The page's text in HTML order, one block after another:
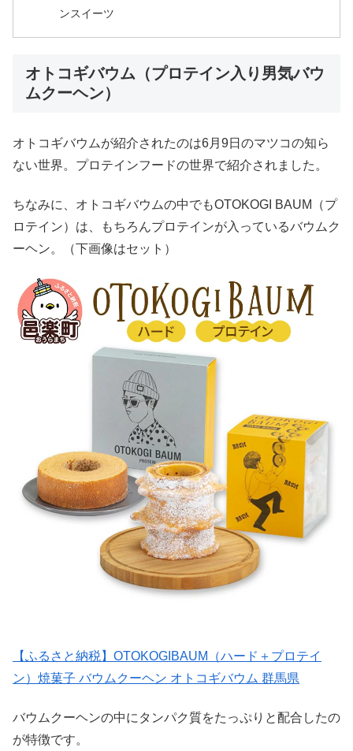
ンスイーツ
オトコギバウム（プロテイン入り男気バウ
ムクーヘン）
オトコギバウムが紹介されたのは6月9日のマツコの知ら
ない世界。プロテインフードの世界で紹介されました。
ちなみに、オトコギバウムの中でもOTOKOGI BAUM（プ
ロテイン）は、もちろんプロテインが入っているバウムク
ーヘン。（下画像はセット）
【ふるさと納税】OTOKOGIBAUM（ハード＋プロテイ
ン）焼菓子 バウムクーヘン オトコギバウム 群馬県
バウムクーヘンの中にタンパク質をたっぷりと配合したの
が特徴です。